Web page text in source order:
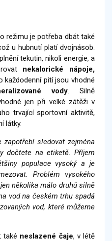
režimu je potřeba dbát také
u hubnutí platí dvojnásob.
tekutin, nikoli energie, a
nekalorické nápoje,
každodenní pití jsou vhodné
vody. Silně
jen při velké zátěži v
trvající sportovní aktivitě,
látky.
sledovat zejména
dočtete na etiketě. Příjem
populace vysoký a je
Problém vysokého
několika málo druhů silně
vod na českém trhu spadá
vod, které můžeme
také neslazené čaje, v létě